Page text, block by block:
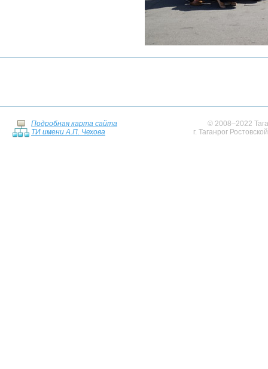
Подробная карта сайта
ТИ имени А.П. Чехова
© 2008–2022
г. Таганрог